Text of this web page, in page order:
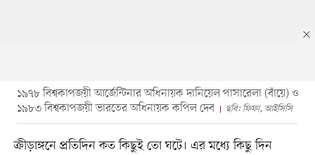
১৯৭৮ বিশ্বকাপজয়ী আর্জেন্টিনার অধিনায়ক দানিয়েল পাসারেলা (বাঁয়ে) ও
১৯৮৩ বিশ্বকাপজয়ী ভারতের অধিনায়ক কপিল দেব
ছবি: ফিফা, আইসিসি
ক্রীড়াঙ্গনে প্রতিদিন কত কিছুই তো ঘটে। এর মধ্যে কিছু দিন